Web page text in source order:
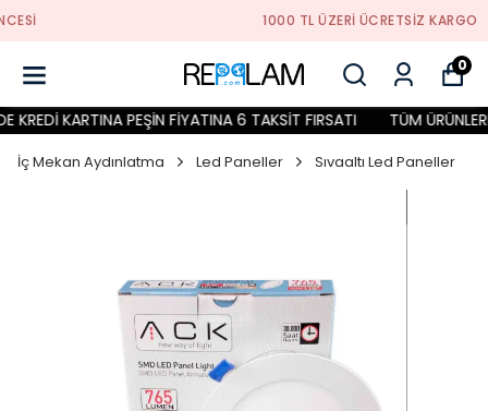
1000 TL ÜZERI ÜCRETSIZ KARGO
0
KREDİ KARTINA PEŞİN FİYATINA 6 TAKSİT FIRSATI TÜM
İç Mekan Aydınlatma Led Paneller Sıvaaltı Led Paneller